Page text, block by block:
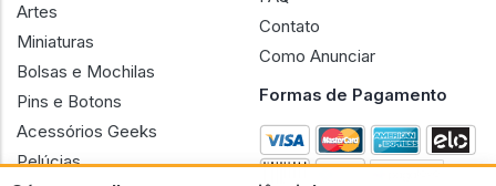
Artes
Miniaturas
Bolsas e Mochilas
Pins e Botons
Acessórios Geeks
Pelúcias
Contato
Como Anunciar
Formas de Pagamento